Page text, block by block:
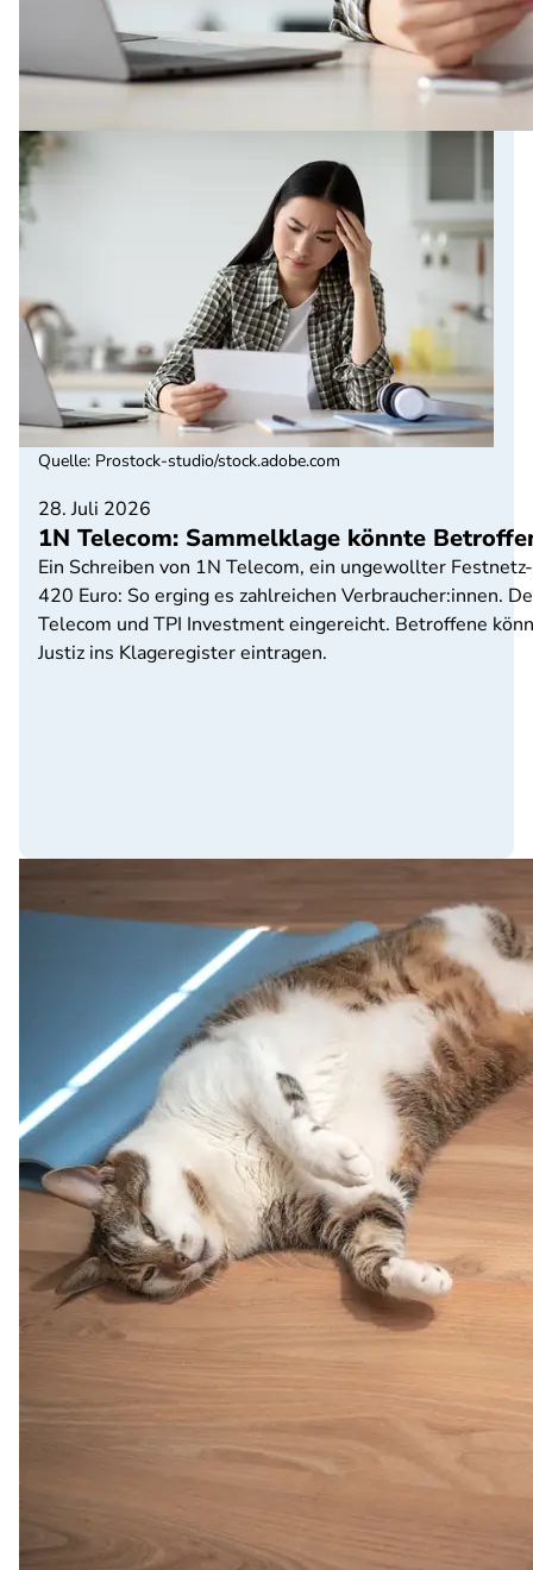
28. Juli 2026
1N Telecom: Sammelklage könnte
Ein Schreiben von 1N Telecom, ein ungewollter
420 Euro: So erging es zahlreichen Verbraucher:innen.
Telecom und TPI Investment eingereicht. Betroffene
Justiz ins Klageregister eintragen.
Quelle: Prostock-studio/stock.adobe.com